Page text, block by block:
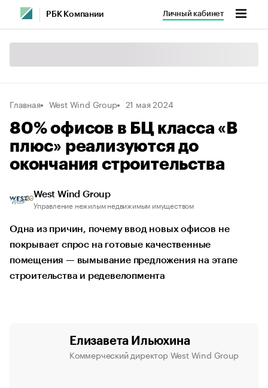
РБК Компании Личный кабинет
Главная West Wind Group 21 мая 2024
80% офисов в БЦ класса «В
плюс» реализуются до
окончания строительства
West Wind Group
Управление нежилым недвижимым имуществом
Одна из причин, почему ввод новых офисов не
покрывает спрос на готовые качественные
помещения — вымывание предложения на этапе
строительства и редевелопмента
Елизавета Ильюхина
Коммерческий директор West Wind Group